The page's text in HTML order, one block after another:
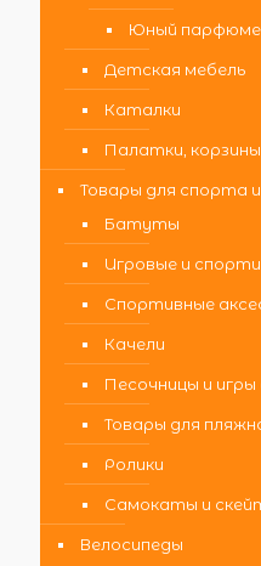
Юный
Детская мебель
Каталки
Палатки,
Товары для спорта
Батуты
Игровые и
Спортивные
Качели
Песочницы и игры
Товары для
Ролики
Самокаты и
Велосипеды